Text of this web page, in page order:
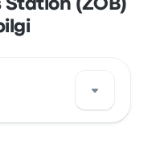
Station (ZOB)